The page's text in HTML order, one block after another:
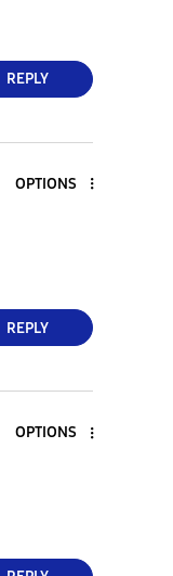
REPLY
OPTIONS
REPLY
OPTIONS